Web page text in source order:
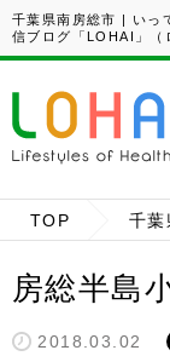
千葉県南房総市 | いっ
信ブログ「LOHAI」（
TOP 千葉
房総半島
2018.03.02